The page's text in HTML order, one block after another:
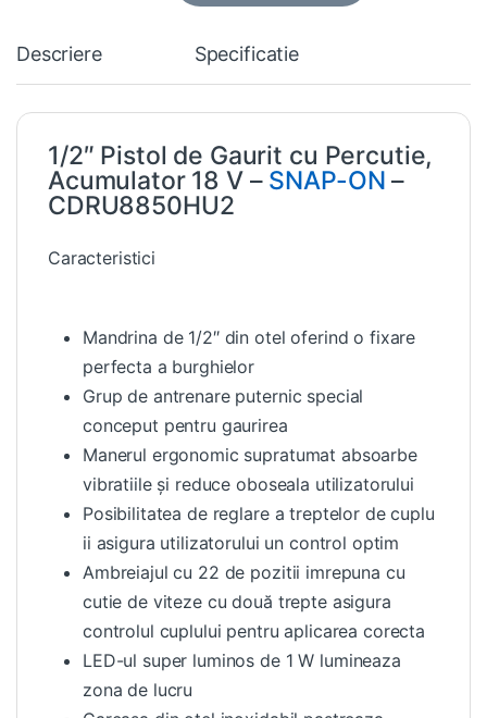
Descriere Specificatie
1/2″ Pistol de Gaurit cu Percutie,
Acumulator 18 V – SNAP-ON –
CDRU8850HU2
Caracteristici
Mandrina de 1/2″ din otel oferind o fixare
perfecta a burghielor
Grup de antrenare puternic special
conceput pentru gaurirea
Manerul ergonomic supratumat absoarbe
vibratiile și reduce oboseala utilizatorului
Posibilitatea de reglare a treptelor de cuplu
ii asigura utilizatorului un control optim
Ambreiajul cu 22 de pozitii imrepuna cu
cutie de viteze cu două trepte asigura
controlul cuplului pentru aplicarea corecta
LED-ul super luminos de 1 W lumineaza
zona de lucru